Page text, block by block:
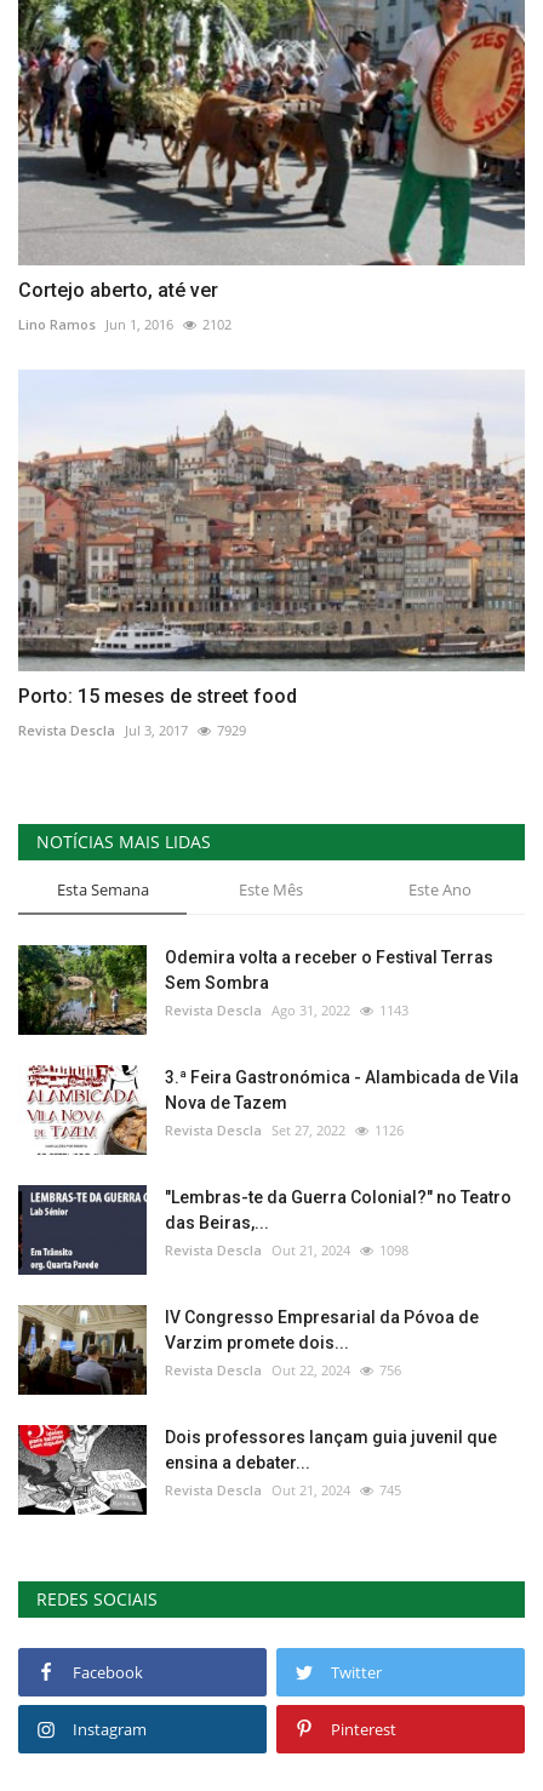
Cortejo aberto, até ver
Lino Ramos Jun 1, 2016 2102
Porto: 15 meses de street food
Revista Descla Jul 3, 2017 7929
NOTÍCIAS MAIS LIDAS
Esta Semana Este Mês Este Ano
Odemira volta a receber o Festival Terras
Sem Sombra
Revista Descla Ago 31, 2022 1143
3.ª Feira Gastronómica - Alambicada de Vila
Nova de Tazem
Revista Descla Set 27, 2022 1126
"Lembras-te da Guerra Colonial?" no Teatro
das Beiras,...
Revista Descla Out 21, 2024 1098
IV Congresso Empresarial da Póvoa de
Varzim promete dois...
Revista Descla Out 22, 2024 756
Dois professores lançam guia juvenil que
ensina a debater...
Revista Descla Out 21, 2024 745
REDES SOCIAIS
Facebook Twitter
Instagram Pinterest